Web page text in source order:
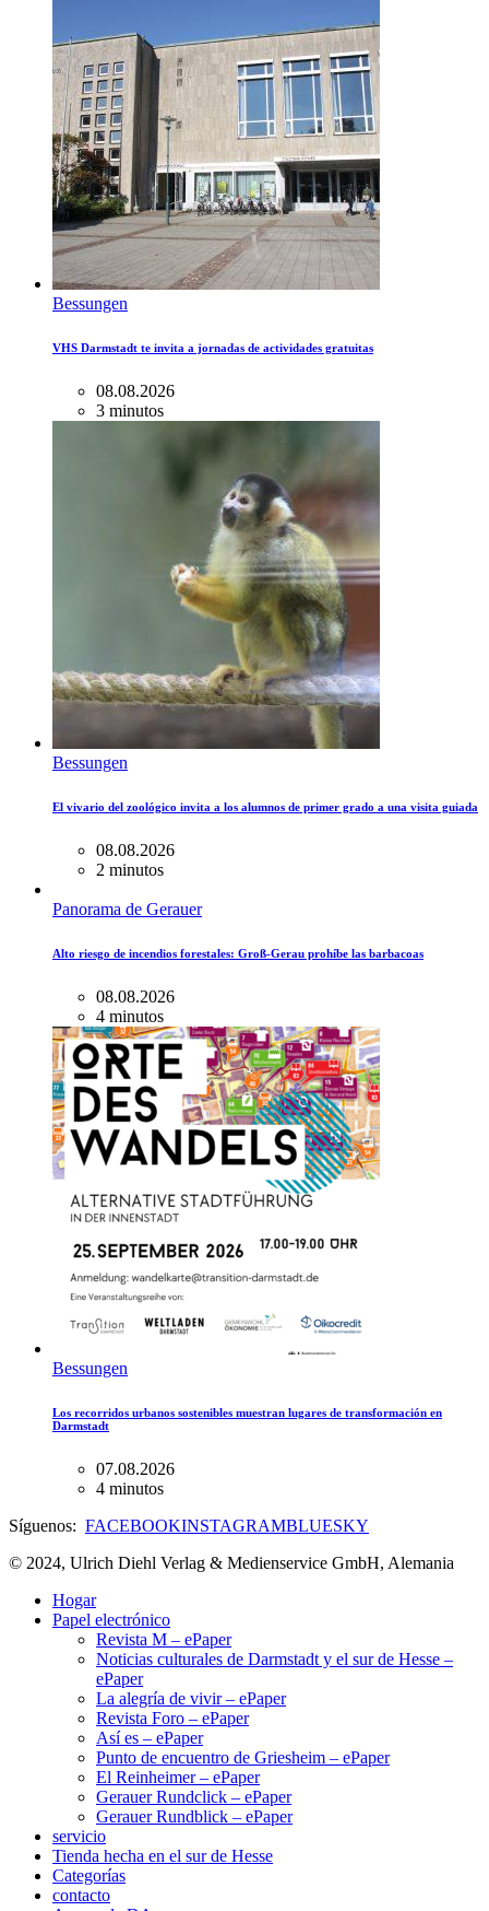
Bessungen
VHS Darmstadt te invita a jornadas de actividades gratuitas
08.08.2026
3 minutos
Bessungen
El vivario del zoológico invita a los alumnos de primer grado a una visita guiada
08.08.2026
2 minutos
Panorama de Gerauer
Alto riesgo de incendios forestales: Groß-Gerau prohíbe las barbacoas
08.08.2026
4 minutos
Bessungen
Los recorridos urbanos sostenibles muestran lugares de transformación en
Darmstadt
07.08.2026
4 minutos
Síguenos: FACEBOOKINSTAGRAMBLUESKY
© 2024, Ulrich Diehl Verlag & Medienservice GmbH, Alemania
Hogar
Papel electrónico
Revista M – ePaper
Noticias culturales de Darmstadt y el sur de Hesse –
ePaper
La alegría de vivir – ePaper
Revista Foro – ePaper
Así es – ePaper
Punto de encuentro de Griesheim – ePaper
El Reinheimer – ePaper
Gerauer Rundclick – ePaper
Gerauer Rundblick – ePaper
servicio
Tienda hecha en el sur de Hesse
Categorías
contacto